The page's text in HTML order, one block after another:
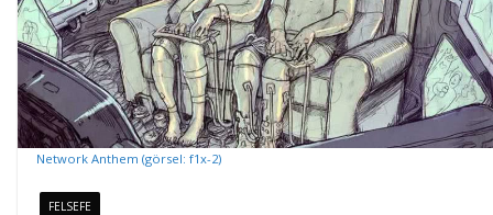
Network Anthem (görsel: f1x-2)
FELSEFE